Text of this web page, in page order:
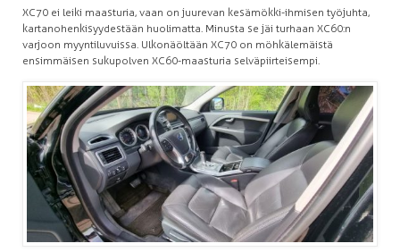
XC70 ei leiki maasturia, vaan on juurevan kesämökki-ihmisen työjuhta,
kartanohenkisyydestään huolimatta. Minusta se jäi turhaan XC60:n
varjoon myyntiluvuissa. Ulkonäöltään XC70 on möhkälemäistä
ensimmäisen sukupolven XC60-maasturia selväpiirteisempi.